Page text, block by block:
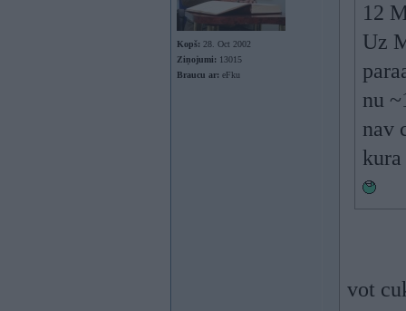
Kopš: 28. Oct 2002
Ziņojumi: 13015
Braucu ar: eFku
12
Uz
nu
nav
vot